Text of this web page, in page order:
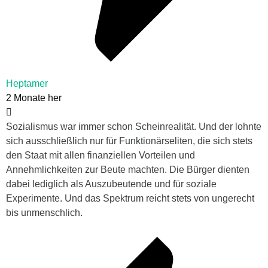
Heptamer
2 Monate her
Sozialismus war immer schon Scheinrealität. Und der lohnte
sich ausschließlich nur für Funktionärseliten, die sich stets
den Staat mit allen finanziellen Vorteilen und
Annehmlichkeiten zur Beute machten. Die Bürger dienten
dabei lediglich als Auszubeutende und für soziale
Experimente. Und das Spektrum reicht stets von ungerecht
bis unmenschlich.